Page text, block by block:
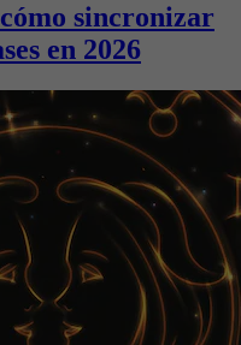
sincronizar
en 2026